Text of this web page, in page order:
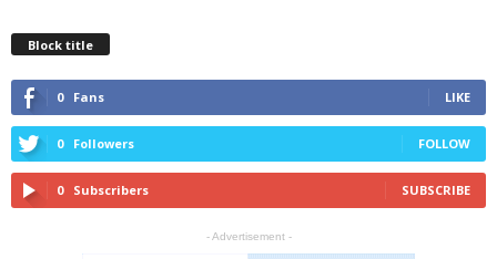
Block title
0 Fans LIKE
0 Followers FOLLOW
0 Subscribers SUBSCRIBE
- Advertisement -